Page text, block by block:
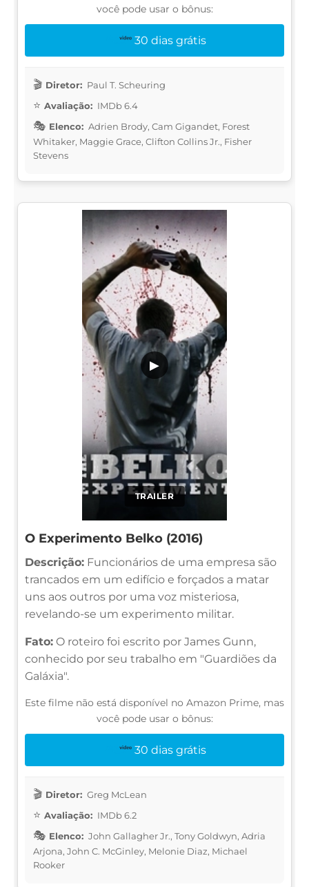
você pode usar o bônus:
30 dias grátis
Diretor: Paul T. Scheuring
Avaliação: IMDb 6.4
Elenco: Adrien Brody, Cam Gigandet, Forest
Whitaker, Maggie Grace, Clifton Collins Jr., Fisher
Stevens
TRAILER
▶
O Experimento Belko (2016)
Descrição: Funcionários de uma empresa são
trancados em um edifício e forçados a matar
uns aos outros por uma voz misteriosa,
revelando-se um experimento militar.
Fato: O roteiro foi escrito por James Gunn,
conhecido por seu trabalho em "Guardiões da
Galáxia".
Este filme não está disponível no Amazon Prime, mas
você pode usar o bônus:
30 dias grátis
Diretor: Greg McLean
Avaliação: IMDb 6.2
Elenco: John Gallagher Jr., Tony Goldwyn, Adria
Arjona, John C. McGinley, Melonie Diaz, Michael
Rooker